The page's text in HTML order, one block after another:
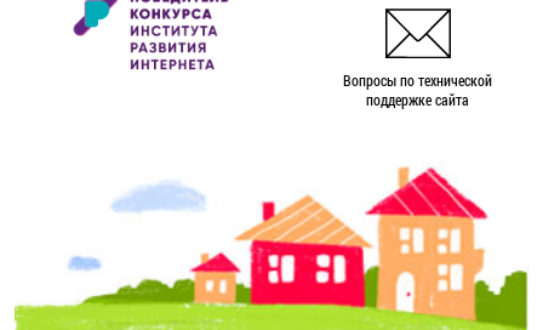
Вопросы по технической
поддержке сайта